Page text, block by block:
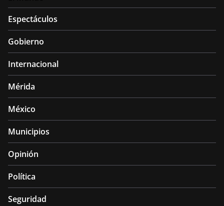
Espectáculos
Gobierno
Internacional
Mérida
México
Municipios
Opinión
Política
Seguridad